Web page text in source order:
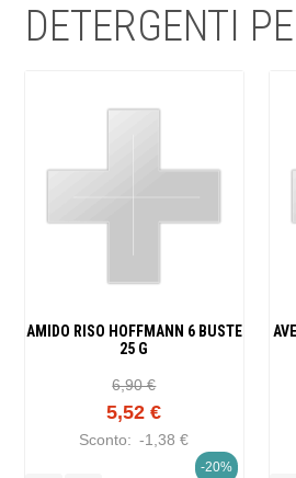
DETERGENTI
AMIDO RISO HOFFMANN 6 BUSTE
25 G
6,90 €
5,52 €
Sconto: -1,38 €
-20%